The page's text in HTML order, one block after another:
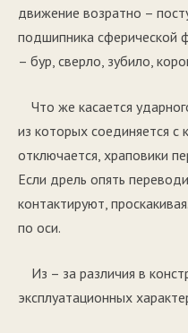
движение возратно –
подшипника сферической
– бур, сверло, зубило,
Что же касается
из которых соединяется
отключается, храповики
Если дрель опять
контактируют,
по оси.
Из – за различия в
эксплуатационных